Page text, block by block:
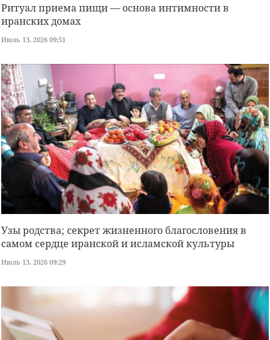
Ритуал приема пищи — основа интимности в
иранских домах
Июль 13, 2026 09:51
Узы родства; секрет жизненного благословения в
самом сердце иранской и исламской культуры
Июль 13, 2026 09:29